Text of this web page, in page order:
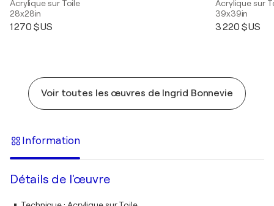
Acrylique sur Toile
28x28in
1 270 $US
Acrylique sur
39x39in
3 220 $US
Voir toutes les œuvres de Ingrid Bonnevie
Information
Détails de l'œuvre